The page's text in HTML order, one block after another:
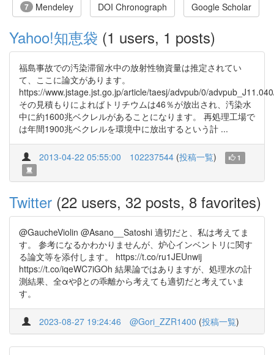
7 Mendeley DOI Chronograph Google Scholar
Yahoo!知恵袋 (1 users, 1 posts)
福島事故での汚染滞留水中の放射性物資量は推定されてい
て、ここに論文があります。
https://www.jstage.jst.go.jp/article/taesj/advpub/0/
その見積もりによればトリチウムは46％が放出され、汚染水
中に約1600兆ベクレルがあることになります。 再処理工場で
は年間1900兆ベクレルを環境中に放出するという計 ...
2013-04-22 05:55:00 102237544 (投稿一覧) 1
Twitter (22 users, 32 posts, 8 favorites)
@GaucheViolin @Asano__Satoshi 適切だと、私は考えてま
す。 参考になるかわかりませんが、炉心インベントリに関す
る論文等を添付します。 https://t.co/ru1JEUnwij
https://t.co/iqeWC7iGOh 結果論ではありますが、処理水の計
測結果、全αやβとの乖離から考えても適切だと考えていま
す。
2023-08-27 19:24:46 @Gori_ZZR1400 (投稿一覧)